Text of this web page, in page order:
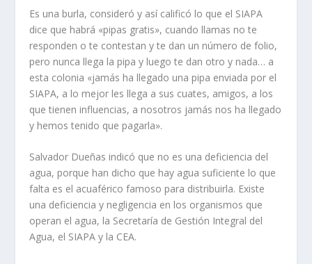
Es una burla, consideró y así calificó lo que el SIAPA
dice que habrá «pipas gratis», cuando llamas no te
responden o te contestan y te dan un número de folio,
pero nunca llega la pipa y luego te dan otro y nada… a
esta colonia «jamás ha llegado una pipa enviada por el
SIAPA, a lo mejor les llega a sus cuates, amigos, a los
que tienen influencias, a nosotros jamás nos ha llegado
y hemos tenido que pagarla».
Salvador Dueñas indicó que no es una deficiencia del
agua, porque han dicho que hay agua suficiente lo que
falta es el acuaférico famoso para distribuirla. Existe
una deficiencia y negligencia en los organismos que
operan el agua, la Secretaría de Gestión Integral del
Agua, el SIAPA y la CEA.